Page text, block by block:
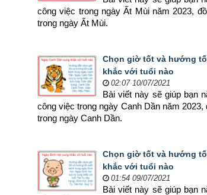
công việc trong ngày Ất Mùi năm 2023,
trong ngày Ất Mùi.
Chọn giờ tốt và hướng
khắc với tuổi nào
02:07 10/07/2021
Bài viết này sẽ giúp bạn
công việc trong ngày Canh Dần năm
trong ngày Canh Dần.
Chọn giờ tốt và hướng
khắc với tuổi nào
01:54 09/07/2021
Bài viết này sẽ giúp bạn